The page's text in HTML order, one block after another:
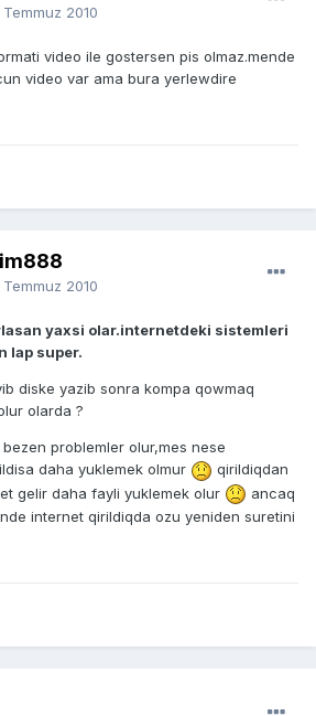
Temmuz 2010
video ile gostersen pis olmaz.mende
video var ama bura yerlewdire
Temmuz 2010
yaxsi olar.internetdeki sistemleri
lap super.
diske yazib sonra kompa qowmaq
olarda ?
problemler olur,mes nese
daha yuklemek olmur
qirildiqdan
gelir daha fayli yuklemek olur
ancaq
internet qirildiqda ozu yeniden suretini